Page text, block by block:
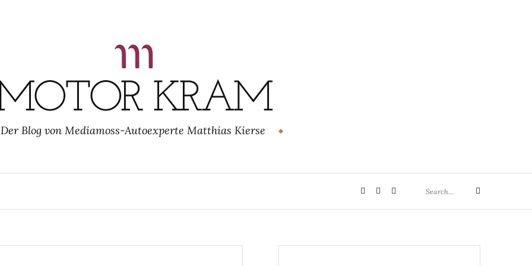
KRAM
Der Blog von Mediamoss-Autoexperte Matthias Kierse
Privatsphäre-
ändern
Historie
Privatsphäre-
Einwilligungen
for:
Search